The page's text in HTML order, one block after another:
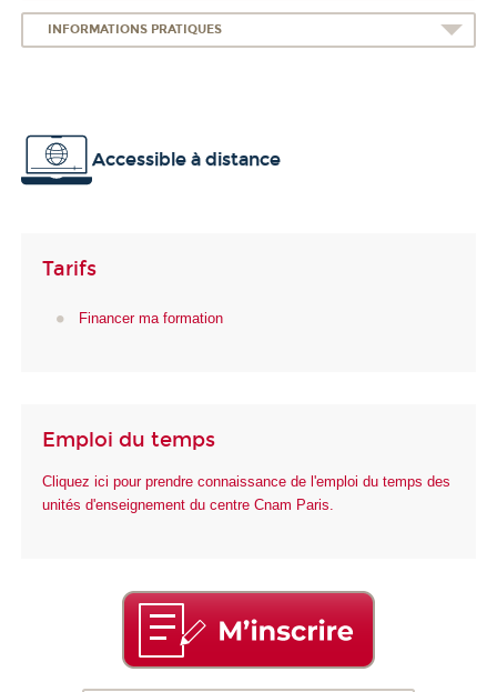
INFORMATIONS PRATIQUES
Accessible à distance
Tarifs
Financer ma formation
Emploi du temps
Cliquez ici pour prendre connaissance de l'emploi du temps des
unités d'enseignement du centre Cnam Paris.